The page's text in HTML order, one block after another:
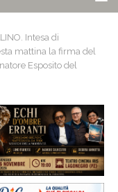
Intesa di
mattina la firma del
Esposito del